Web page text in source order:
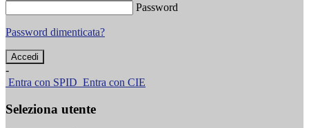
Password
Password dimenticata?
-
Entra con SPID Entra con CIE
Seleziona utente